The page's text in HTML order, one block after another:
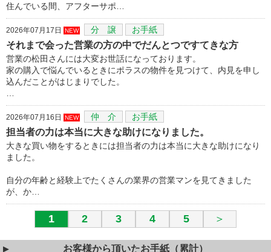
住んでいる間、アフターサポ…
2026年07月17日 NEW 分 譲 お手紙
それまで会った営業の方の中でだんとつですてきな方
営業の松田さんには大変お世話になっております。
家の購入で悩んでいるときにポラスの物件を見つけて、内見を申し
込んだことがはじまりでした。
2026年07月16日 NEW 仲 介 お手紙
担当者の力は本当に大きな助けになりました。
大きな買い物をするときには担当者の力は本当に大きな助けになり
ました。
自分の年齢と経験上でたくさんの業界の営業マンを見てきました
が、か…
1 2 3 4 5 ＞
お客様から頂いたお手紙（累計）